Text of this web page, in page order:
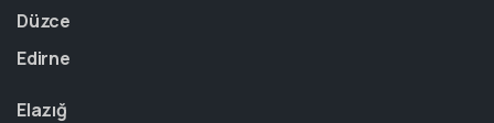
Düzce
Edirne
Elazığ